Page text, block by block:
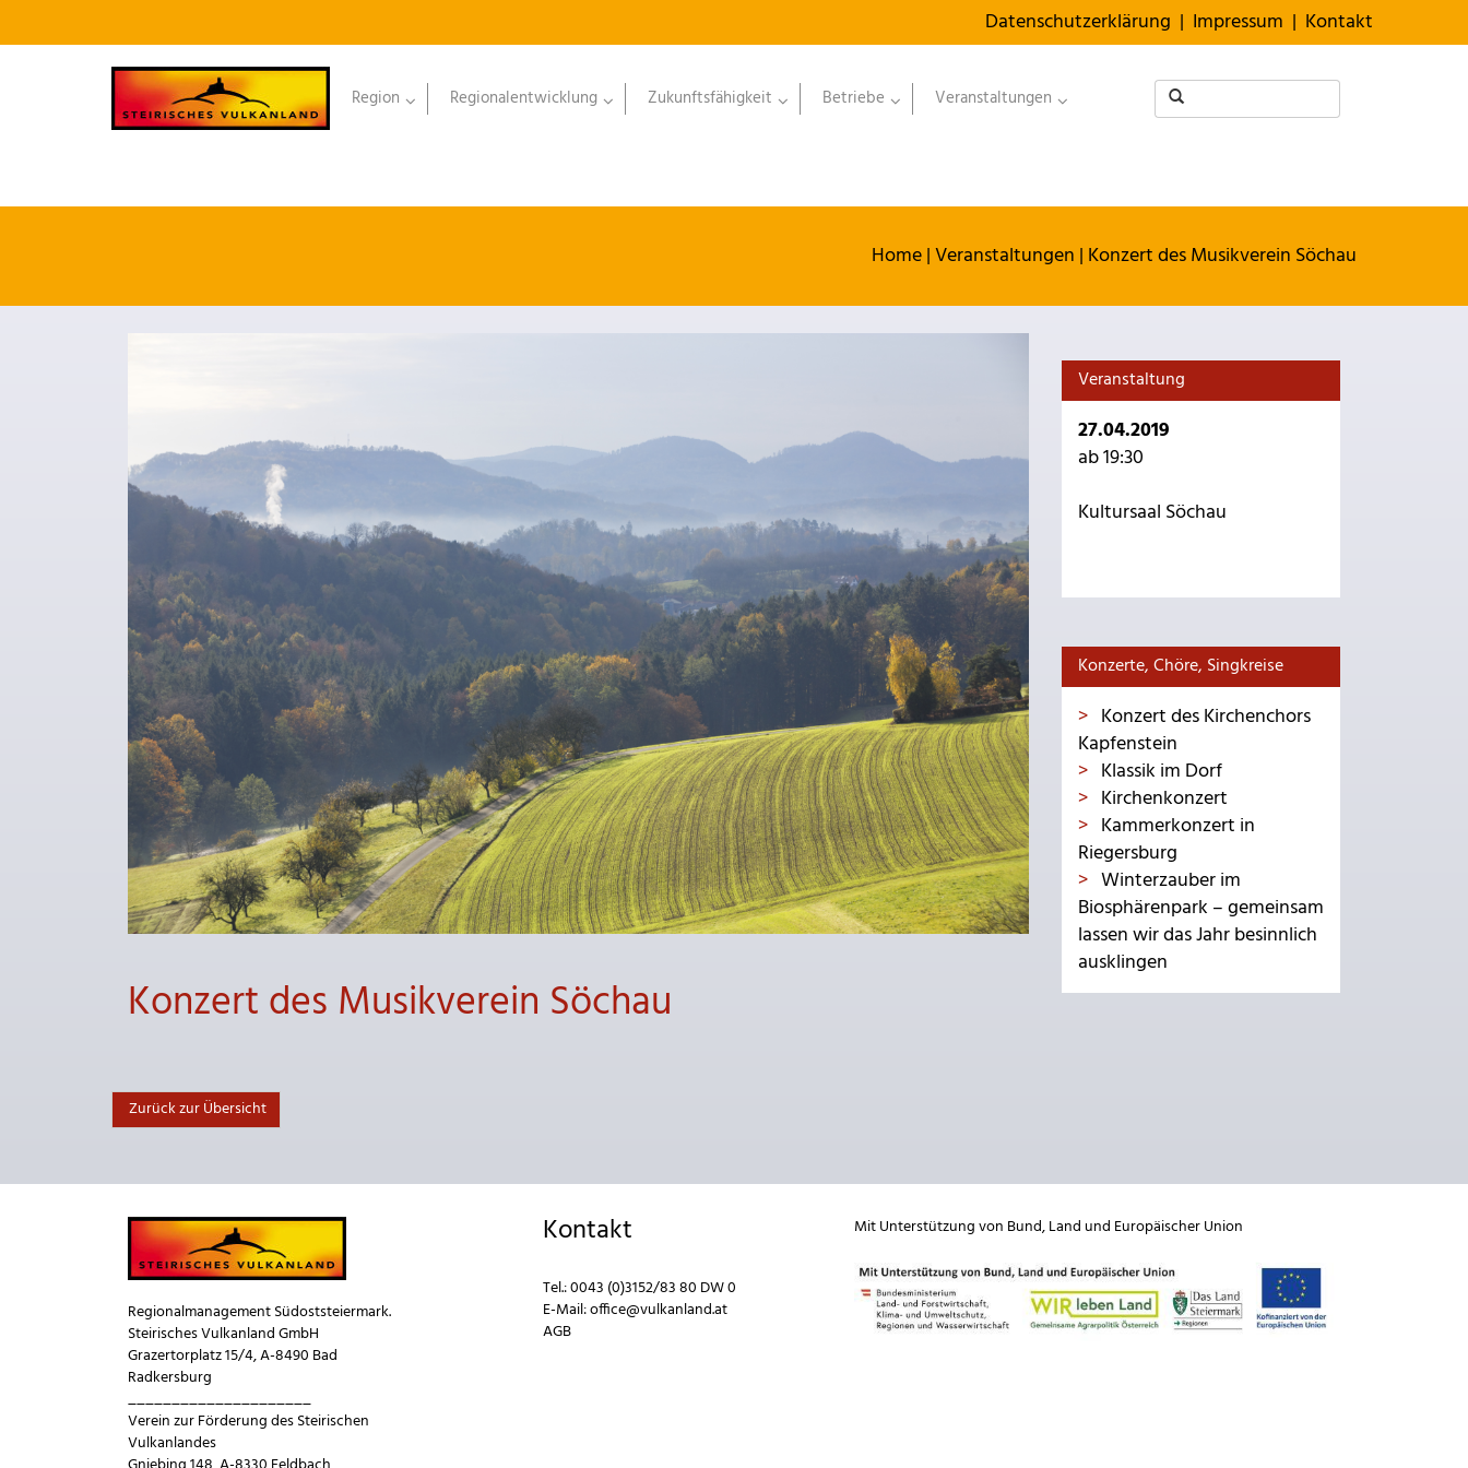
Datenschutzerklärung | Impressum | Kontakt
Region Regionalentwicklung Zukunftsfähigkeit Betriebe Veranstaltungen
Home|Veranstaltungen | Konzert des Musikverein Söchau
Konzert des Musikverein Söchau
Zurück zur Übersicht
Veranstaltung
27.04.2019
ab 19:30
Kultursaal Söchau
Konzerte, Chöre, Singkreise
Konzert des Kirchenchors
Kapfenstein
Klassik im Dorf
Kirchenkonzert
Kammerkonzert in
Riegersburg
Winterzauber im
Biosphärenpark – gemeinsam
lassen wir das Jahr besinnlich
ausklingen
Regionalmanagement Südoststeiermark.
Steirisches Vulkanland GmbH
Grazertorplatz 15/4, A-8490 Bad
Radkersburg
_____________________
Verein zur Förderung des Steirischen
Vulkanlandes
Kontakt
Tel.:0043 (0)3152/83 80 DW 0
E-Mail:office@vulkanland.at
AGB
Mit Unterstützung von Bund,Land und Europäischer Union